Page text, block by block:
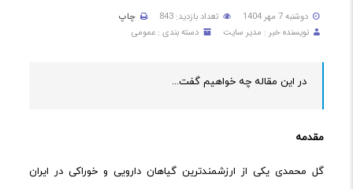
دوشنبه 7 مهر 1404 تعداد بازدید: 843
چاپ
نویسنده خبر : مدیر سایت
دسته بندی : عمومی
در این مقاله چه خواهیم گفت...
مقدمه
گل محمدی یکی از ارزشمندترین گیاهان دارویی و خوراکی در ایران